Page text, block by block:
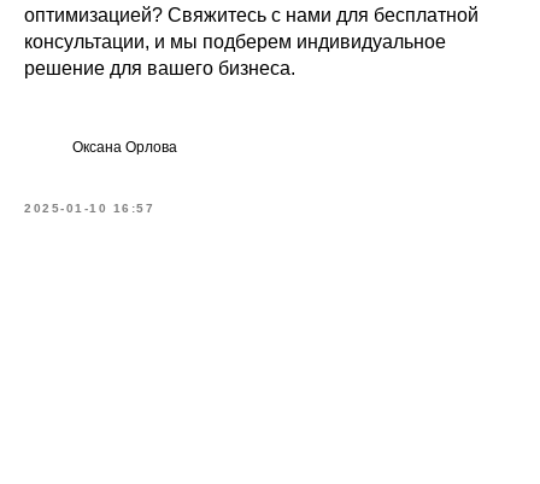
оптимизацией? Свяжитесь с нами для бесплатной
консультации, и мы подберем индивидуальное
решение для вашего бизнеса.
Оксана Орлова
2025-01-10 16:57